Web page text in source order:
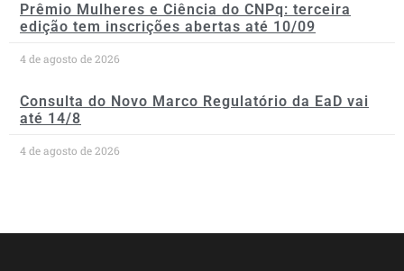
Prêmio Mulheres e Ciência do CNPq: terceira
edição tem inscrições abertas até 10/09
4 de agosto de 2026
Consulta do Novo Marco Regulatório da EaD vai
até 14/8
4 de agosto de 2026